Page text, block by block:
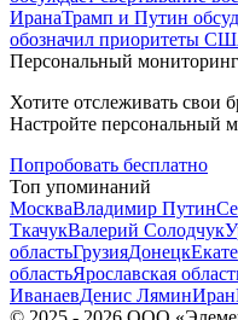
ИранаТрамп и Путин
обозначил приоритеты
Персональный мониторинг
Хотите отслеживать свои
Настройте персональный
Попробовать бесплатно
Топ упоминаний
МоскваВладимир Путин
ТкачукВалерий Солодчук
областьГрузияДонецк
областьЯрославская
ИванаевДенис ЛяминИран